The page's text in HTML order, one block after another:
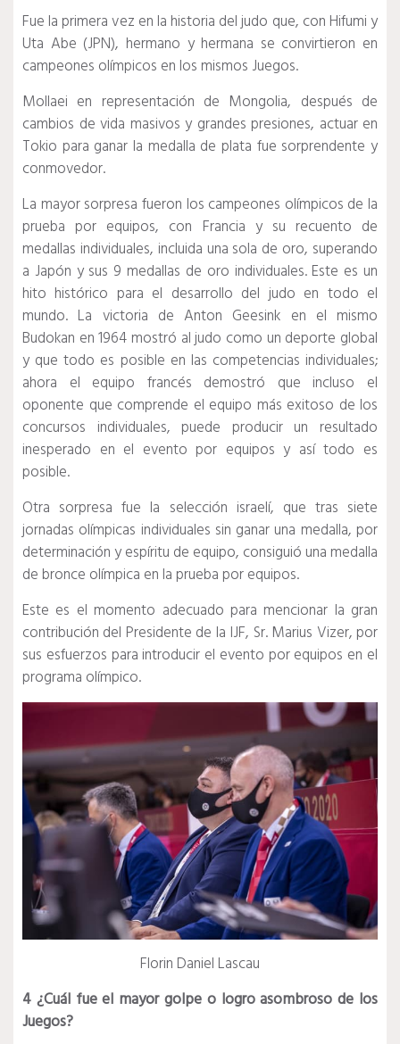
Fue la primera vez en la historia del judo que, con Hifumi y
Uta Abe (JPN), hermano y hermana se convirtieron en
campeones olímpicos en los mismos Juegos.
Mollaei en representación de Mongolia, después de
cambios de vida masivos y grandes presiones, actuar en
Tokio para ganar la medalla de plata fue sorprendente y
conmovedor.
La mayor sorpresa fueron los campeones olímpicos de la
prueba por equipos, con Francia y su recuento de
medallas individuales, incluida una sola de oro, superando
a Japón y sus 9 medallas de oro individuales. Este es un
hito histórico para el desarrollo del judo en todo el
mundo. La victoria de Anton Geesink en el mismo
Budokan en 1964 mostró al judo como un deporte global
y que todo es posible en las competencias individuales;
ahora el equipo francés demostró que incluso el
oponente que comprende el equipo más exitoso de los
concursos individuales, puede producir un resultado
inesperado en el evento por equipos y así todo es
posible.
Otra sorpresa fue la selección israelí, que tras siete
jornadas olímpicas individuales sin ganar una medalla, por
determinación y espíritu de equipo, consiguió una medalla
de bronce olímpica en la prueba por equipos.
Este es el momento adecuado para mencionar la gran
contribución del Presidente de la IJF, Sr. Marius Vizer, por
sus esfuerzos para introducir el evento por equipos en el
programa olímpico.
Florin Daniel Lascau
4 ¿Cuál fue el mayor golpe o logro asombroso de los
Juegos?